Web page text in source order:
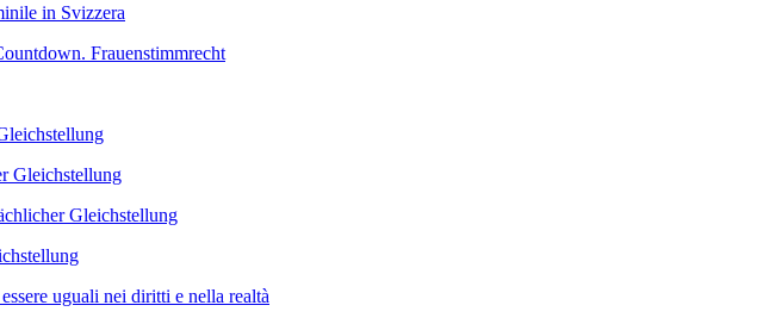
in Svizzera
Frauenstimmrecht
Gleichstellung
Gleichstellung
uguali nei diritti e nella realtà